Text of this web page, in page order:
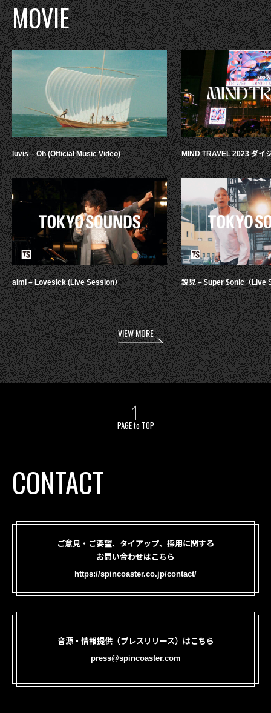
MOVIE
luvis – Oh (Official Music Video)
aimi – Lovesick (Live Session）
MIND TRAVEL 2023 ダイ
鋭児 – $uper $onic（Live
VIEW MORE
PAGE to TOP
CONTACT
ご意見・ご要望、タイアップ、採用に関する
お問い合わせはこちら
https://spincoaster.co.jp/contact/
音源・情報提供（プレスリリース）はこちら
press@spincoaster.com